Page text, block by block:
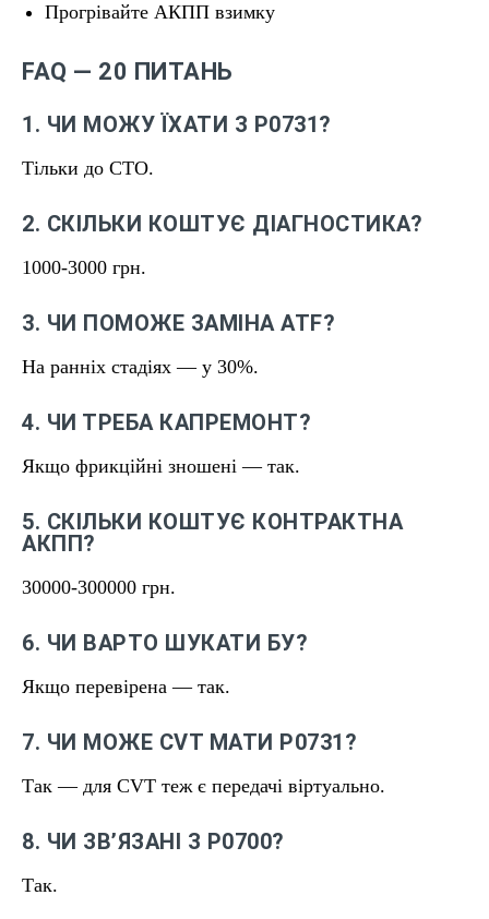
Прогрівайте АКПП взимку
FAQ — 20 ПИТАНЬ
1. ЧИ МОЖУ ЇХАТИ З P0731?
Тільки до СТО.
2. СКІЛЬКИ КОШТУЄ ДІАГНОСТИКА?
1000-3000 грн.
3. ЧИ ПОМОЖЕ ЗАМІНА ATF?
На ранніх стадіях — у 30%.
4. ЧИ ТРЕБА КАПРЕМОНТ?
Якщо фрикційні зношені — так.
5. СКІЛЬКИ КОШТУЄ КОНТРАКТНА
АКПП?
30000-300000 грн.
6. ЧИ ВАРТО ШУКАТИ БУ?
Якщо перевірена — так.
7. ЧИ МОЖЕ CVT МАТИ P0731?
Так — для CVT теж є передачі віртуально.
8. ЧИ ЗВʼЯЗАНІ З P0700?
Так.